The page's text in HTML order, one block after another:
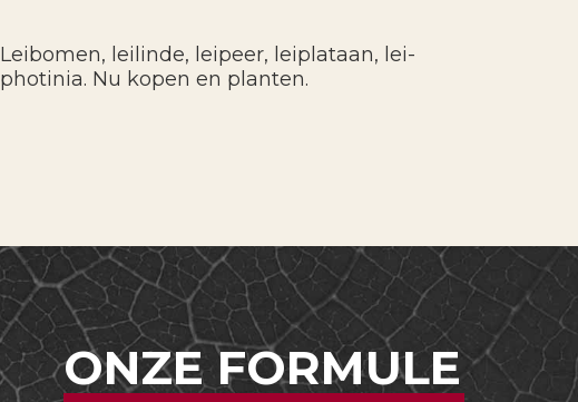
Leibomen, leilinde, leipeer, leiplataan, lei-
photinia. Nu kopen en planten.
ONZE FORMULE